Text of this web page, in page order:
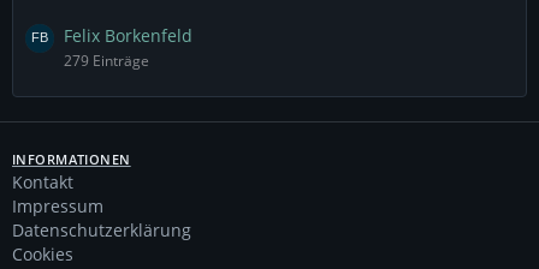
Felix Borkenfeld
279 Einträge
INFORMATIONEN
Kontakt
Impressum
Datenschutzerklärung
Cookies